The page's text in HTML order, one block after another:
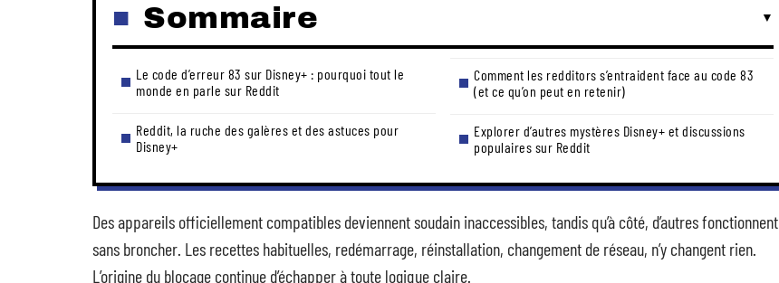
Sommaire
Le code d’erreur 83 sur Disney+ : pourquoi tout le
monde en parle sur Reddit
Reddit, la ruche des galères et des astuces pour
Disney+
Comment les redditors s’entraident face au code 83
(et ce qu’on peut en retenir)
Explorer d’autres mystères Disney+ et discussions
populaires sur Reddit
Des appareils officiellement compatibles deviennent soudain inaccessibles, tandis qu’à côté, d’autres fonctionnent
sans broncher. Les recettes habituelles, redémarrage, réinstallation, changement de réseau, n’y changent rien.
L’origine du blocage continue d’échapper à toute logique claire.